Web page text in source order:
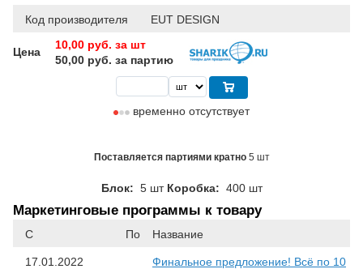
Код производителя EUT DESIGN
Цена
10,00 руб. за шт
50,00 руб. за партию
временно отсутствует
Поставляется партиями кратно 5 шт
Блок: 5 шт Коробка: 400 шт
Маркетинговые программы к товару
С По Название
17.01.2022
Финальное предложение! Всё по 10